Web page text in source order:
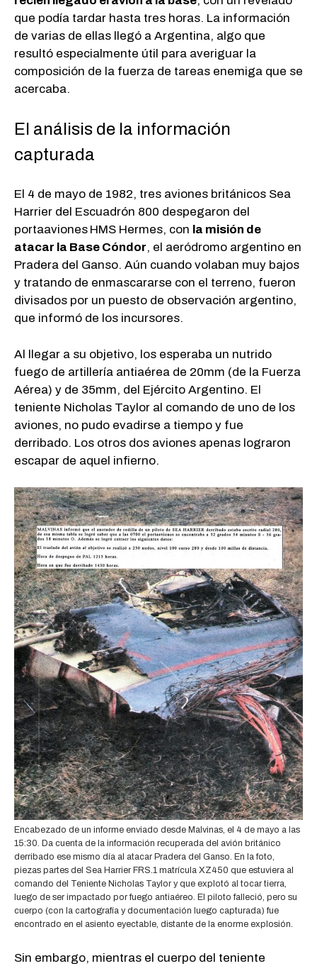
que podía tardar hasta tres horas. La información
de varias de ellas llegó a Argentina, algo que
resultó especialmente útil para averiguar la
composición de la fuerza de tareas enemiga que se
acercaba.
El análisis de la información
capturada
El 4 de mayo de 1982, tres aviones británicos Sea
Harrier del Escuadrón 800 despegaron del
portaaviones HMS Hermes, con la misión de
atacar la Base Cóndor, el aeródromo argentino en
Pradera del Ganso. Aún cuando volaban muy bajos
y tratando de enmascararse con el terreno, fueron
divisados por un puesto de observación argentino,
que informó de los incursores.
Al llegar a su objetivo, los esperaba un nutrido
fuego de artillería antiaérea de 20mm (de la Fuerza
Aérea) y de 35mm, del Ejército Argentino. El
teniente Nicholas Taylor al comando de uno de los
aviones, no pudo evadirse a tiempo y fue
derribado. Los otros dos aviones apenas lograron
escapar de aquel infierno.
Encabezado de un informe enviado desde Malvinas, el 4 de mayo a las
15:30. Da cuenta de la información recuperada del avión británico
derribado ese mismo día al atacar Pradera del Ganso. En la foto,
piezas partes del Sea Harrier FRS.1 matrícula XZ450 que estuviera al
comando del Teniente Nicholas Taylor y que explotó al tocar tierra,
luego de ser impactado por fuego antiaéreo. El piloto falleció, pero su
cuerpo (con la cartografía y documentación luego capturada) fue
encontrado en el asiento eyectable, distante de la enorme explosión.
Sin embargo, mientras el cuerpo del teniente